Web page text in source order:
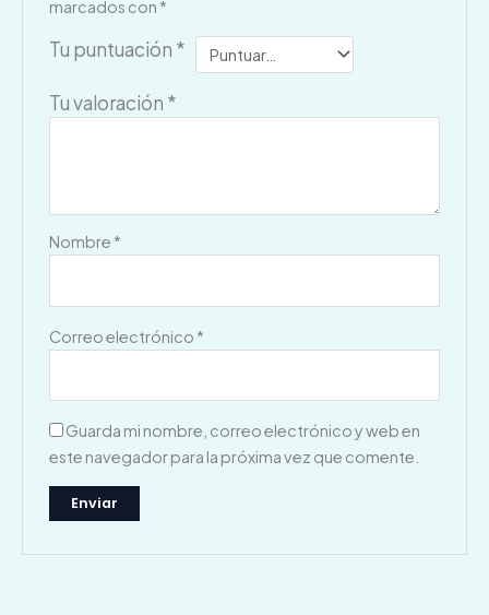
marcados con *
Tu puntuación *
Tu valoración *
Nombre *
Correo electrónico *
Guarda mi nombre, correo electrónico y web en
este navegador para la próxima vez que comente.